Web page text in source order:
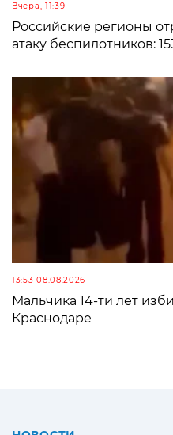
Вчера, 11:39
Российские регионы
атаку беспилотников:
13:53 08.08.2026
Мальчика 14-ти лет
Краснодаре